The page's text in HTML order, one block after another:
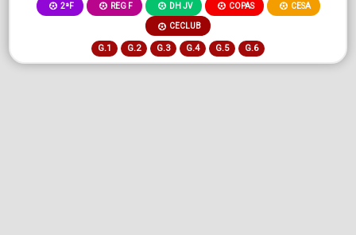
2ªF REG F DH JV COPAS CESA
CECLUB
G.1 G.2 G.3 G.4 G.5 G.6